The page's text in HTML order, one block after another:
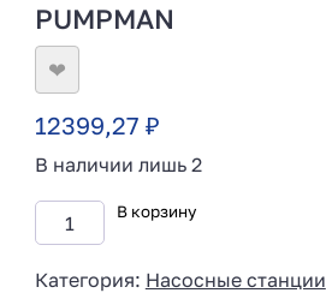
PUMPMAN
❤
12399,27 ₽
В наличии лишь 2
В корзину
Категория: Насосные станции